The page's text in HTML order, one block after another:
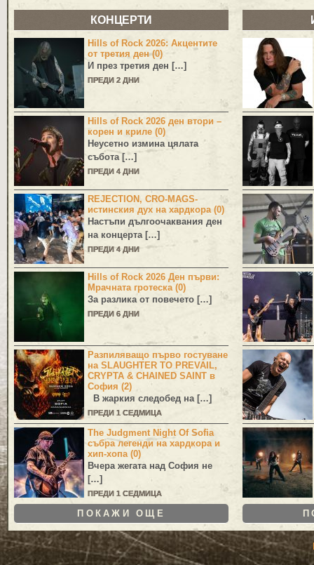
КОНЦЕРТИ
Hills of Rock 2026: Акцентите
от третия ден (0)
И през третия ден […]
ПРЕДИ 2 ДНИ
Hills of Rock 2026 ден втори –
корен и криле (0)
Неусетно измина цялата
събота […]
ПРЕДИ 4 ДНИ
REJECTION, CRO-MAGS-
истинския дух на хардкора (0)
Настъпи дългоочаквания ден
на концерта […]
ПРЕДИ 4 ДНИ
Hills of Rock 2026 Ден първи:
Мрачната гротеска (0)
За разлика от повечето […]
ПРЕДИ 6 ДНИ
Разпиляващо първо гостуване
на SLAUGHTER TO PREVAIL,
CRYPTA & CHAINED SAINT в
София (2)
В жаркия следобед на […]
ПРЕДИ 1 СЕДМИЦА
The Judgment Night Of Sofia
събра легенди на хардкора и
хип-хопа (0)
Вчера жегата над София не
[…]
ПРЕДИ 1 СЕДМИЦА
ПОКАЖИ ОЩЕ